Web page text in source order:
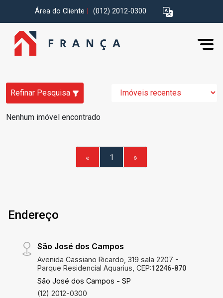
Área do Cliente (012) 2012-0300
Refinar Pesquisa
Nenhum imóvel encontrado
« 1 »
Endereço
São José dos Campos
Avenida Cassiano Ricardo, 319 sala 2207 -
Parque Residencial Aquarius, CEP:12246-870
São José dos Campos - SP
(12) 2012-0300